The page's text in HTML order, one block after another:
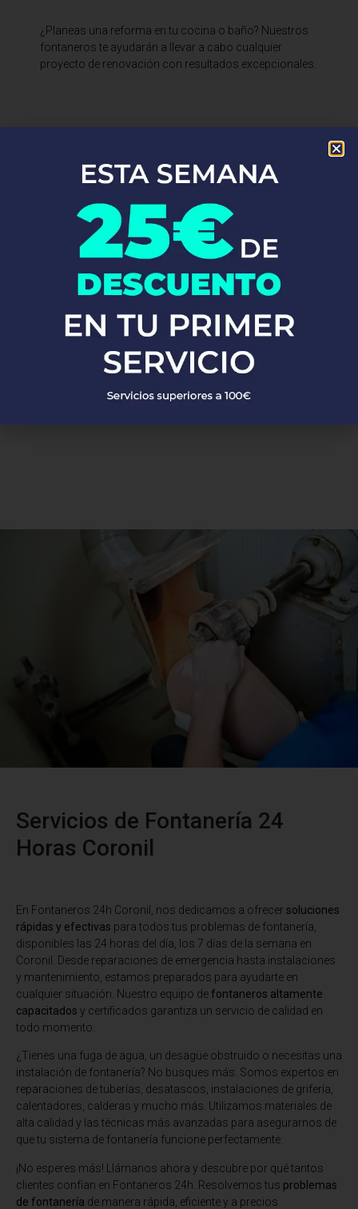
¿Planeas una reforma en tu cocina o baño? Nuestros
fontaneros te ayudarán a llevar a cabo cualquier
proyecto de renovación con resultados excepcionales.
, brindamos una completa gama de
servicios de fontaneríapara satisfacer todas tus necesidades.
disponibles para asistirte las 24 horas del día, los 7 días de la
semana. A continuación, te mostramos algunos de nuestros
servicios más populares:
PEDIR PRESUPUESTO
Servicios de Fontanería 24
Horas Coronil
En Fontaneros 24h Coronil , nos dedicamos a ofrecer soluciones
rápidas y efectivas para todos tus problemas de fontanería,
disponibles las 24 horas del día, los 7 días de la semana en
Coronil. Desde reparaciones de emergencia hasta instalaciones
y mantenimiento, estamos preparados para ayudarte en
cualquier situación. Nuestro equipo de fontaneros altamente
capacitados y certificados garantiza un servicio de calidad en
todo momento.
¿Tienes una fuga de agua, un desagüe obstruido o necesitas una
instalación de fontanería? No busques más. Somos expertos en
reparaciones de tuberías, desatascos, instalaciones de grifería,
calentadores, calderas y mucho más. Utilizamos materiales de
alta calidad y las técnicas más avanzadas para asegurarnos de
que tu sistema de fontanería funcione perfectamente.
¡No esperes más! Llámanos ahora y descubre por qué tantos
clientes confían en Fontaneros 24h. Resolvemos tus problemas
de fontanería de manera rápida, eficiente y a precios